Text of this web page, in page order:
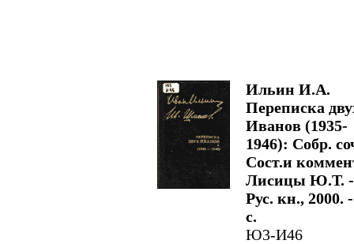
Ильин И.А.
Переписка
Иванов (1935-
1946): Собр.
Сост.и
Лисицы Ю.Т.
Рус. кн., 2000.
с.
Ю3-И46